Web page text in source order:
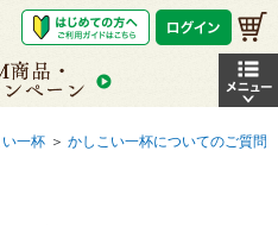
一杯 ＞ かしこい一杯についてのご質問